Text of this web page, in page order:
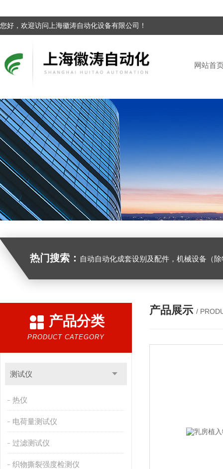
您好，欢迎访问上海徽涛自动化设备有限公司！
网站首
热门搜索： 自动自动化成套设别及配件，机械设备（除特种设备）及配件制造，加工（以上限分支机构经营），设计，批发，零售，模具，五金制品，工具加工（限分支机构经营），设计，批发，零售。五金交电，金属材料，金属制品，不锈钢制品，建筑材料，钢材，橡塑制品，环保设备，润滑剂，汽车配件，摩托车配件的批发，零售。（企业经营涉及行政许可的，凭许可证件经营）化成套设别及配件，机械设备（除特种设
产品分类
PRODUCT CATEGORY
测试仪
热仪
电荷量测试仪
过滤测试仪
织物撕裂强度检测仪
产品展示 /